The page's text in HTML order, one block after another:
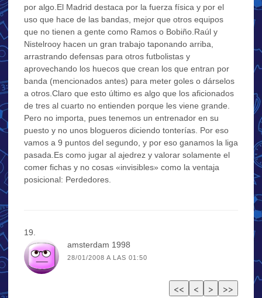
por algo.El Madrid destaca por la fuerza física y por el
uso que hace de las bandas, mejor que otros equipos
que no tienen a gente como Ramos o Bobiño.Raúl y
Nistelrooy hacen un gran trabajo taponando arriba,
arrastrando defensas para otros futbolistas y
aprovechando los huecos que crean los que entran por
banda (mencionados antes) para meter goles o dárselos
a otros.Claro que esto último es algo que los aficionados
de tres al cuarto no entienden porque les viene grande.
Pero no importa, pues tenemos un entrenador en su
puesto y no unos blogueros diciendo tonterías. Por eso
vamos a 9 puntos del segundo, y por eso ganamos la liga
pasada.Es como jugar al ajedrez y valorar solamente el
comer fichas y no cosas «invisibles» como la ventaja
posicional: Perdedores.
amsterdam 1998
28/01/2008 A LAS 01:50